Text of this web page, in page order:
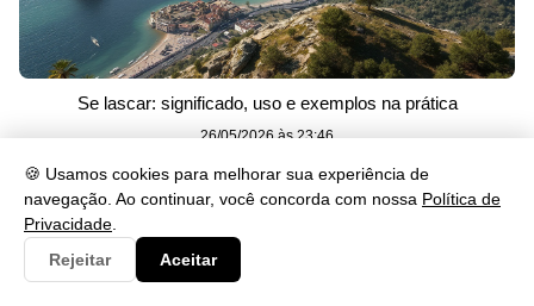
🍪 Usamos cookies para melhorar sua experiência de
navegação. Ao continuar, você concorda com nossa Política de
Privacidade
Rejeitar
Aceitar
Se lascar: significado, uso e exemplos na prática
26/05/2026 às 23:46
Categorias
Artes